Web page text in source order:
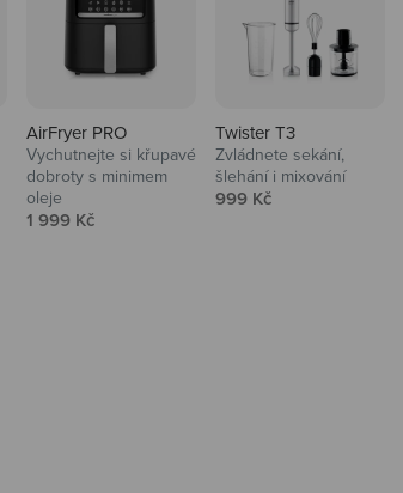
AirFryer PRO
Vychutnejte si křupavé
dobroty s minimem
oleje
Prodejní cena
1 999 Kč
Twister T3
Zvládnete sekání,
šlehání i mixování
Prodejní cena
999 Kč